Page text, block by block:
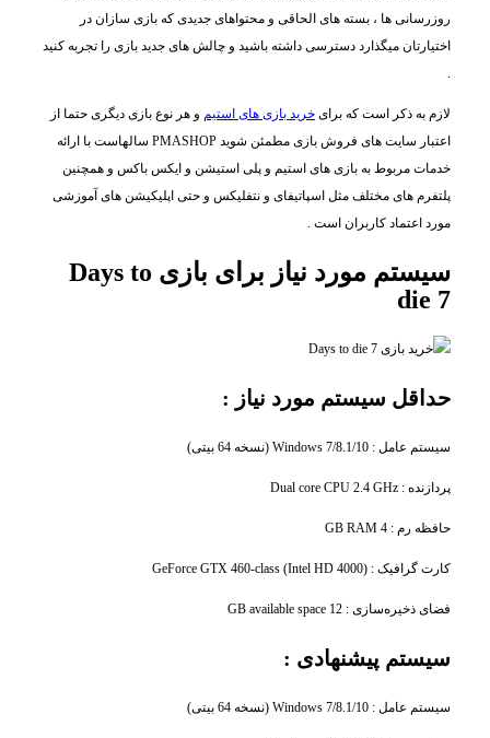
روزرسانی ها ، بسته های الحاقی و محتواهای جدیدی که بازی سازان در
اختیارتان میگذارد دسترسی داشته باشید و چالش های جدید بازی را تجربه کنید
.
لازم به ذکر است که برای خرید بازی های استیم و هر نوع بازی دیگری حتما از
اعتبار سایت های فروش بازی مطمئن شوید PMASHOP سالهاست با ارائه
خدمات مربوط به بازی های استیم و پلی استیشن و ایکس باکس و همچنین
پلتفرم های مختلف مثل اسپاتیفای و نتفلیکس و حتی اپلیکیشن های آموزشی
مورد اعتماد کاربران است .
سیستم مورد نیاز برای بازی Days to
die 7
حداقل سیستم مورد نیاز :
سیستم عامل : Windows 7/8.1/10 (نسخه 64 بیتی)
پردازنده : Dual core CPU 2.4 GHz
حافظه رم : 4 GB RAM
کارت گرافیک : GeForce GTX 460-class (Intel HD 4000)
فضای ذخیره‌سازی : 12 GB available space
سیستم پیشنهادی :
سیستم عامل : Windows 7/8.1/10 (نسخه 64 بیتی)